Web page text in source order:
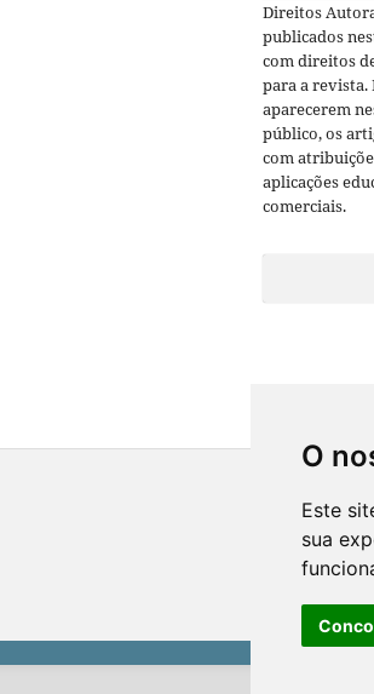
O
Este
sua
Direitos
publicados
com direitos
para a
aparecerem
público, os
com
aplicações
comerciais.